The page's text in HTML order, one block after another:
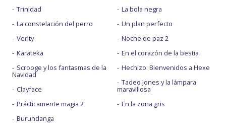
Trinidad
La constelación del perro
Verity
Karateka
Scrooge y los fantasmas de la
Navidad
Clayface
Prácticamente magia 2
Burundanga
La bola negra
Un plan perfecto
Noche de paz 2
En el corazón de la bestia
Hechizo: Bienvenidos a Hexe
Tadeo Jones y la lámpara
maravillosa
En la zona gris